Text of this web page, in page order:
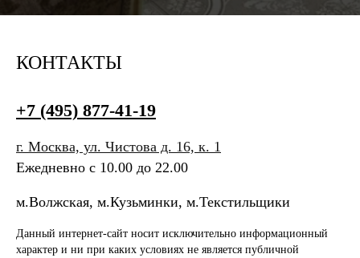
КОНТАКТЫ
+7 (495) 877-41-19
г. Москва, ул. Чистова д. 16, к. 1
Ежедневно с 10.00 до 22.00
м.Волжская, м.Кузьминки, м.Текстильщики
Данный интернет-сайт носит исключительно информационный
характер и ни при каких условиях не является публичной
пользовательским соглашением
Принять